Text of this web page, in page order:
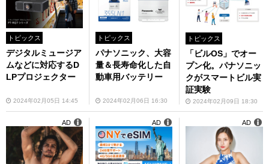
トピックス
デジタルミュージア
ムなどに対応するD
LPプロジェクター
2024年02月05日 14:45
トピックス
パナソニック、大容
量＆長寿命化した自
動車用バッテリー
2024年02月06日 16:30
トピックス
「ビルOS」でオー
プン化。パナソニッ
クがスマートビル実
証実験
2024年02月09日 18:30
AD AD AD